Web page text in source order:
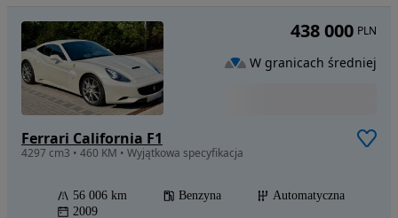
Ferrari California F1
4297 cm3 • 460 KM • Wyjątkowa specyfikacja
56 006 km Benzyna
Automatyczna
2009
438 000 PLN
W granicach średniej